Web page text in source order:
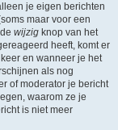
je eigen berichten
maar voor een
wijzig knop van het
heeft, komt er
en wanneer je het
als nog
of moderator je bericht
waarom ze je
is niet meer